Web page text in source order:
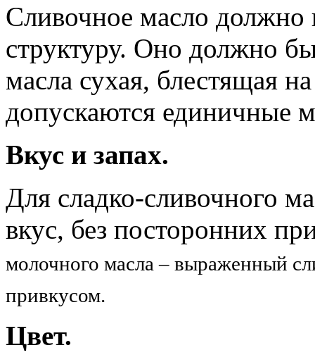
Сливочное масло
структуру. Оно должно
масла сухая, блестящая
допускаются единичные
Вкус и запах.
Для сладко-сливочного
вкус, без посторонних
молочного масла – выраженный
привкусом.
Цвет.